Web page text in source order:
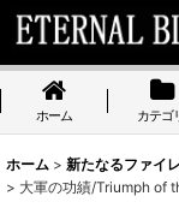
ホーム カテゴ
ホーム > 新たなるファイ
> 大軍の功績/Triumph of